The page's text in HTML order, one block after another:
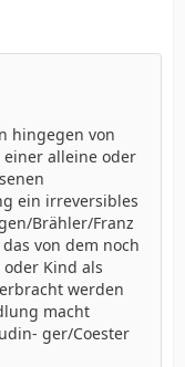
hingegen von
alleine oder
ein irreversibles
Brähler/Franz
von dem noch
Kind als
werden
macht
ger/Coester